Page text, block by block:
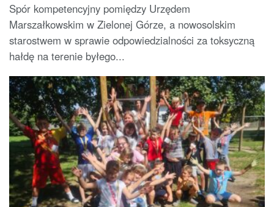
Spór kompetencyjny pomiędzy Urzędem
Marszałkowskim w Zielonej Górze, a nowosolskim
starostwem w sprawie odpowiedzialności za toksyczną
hałdę na terenie byłego...